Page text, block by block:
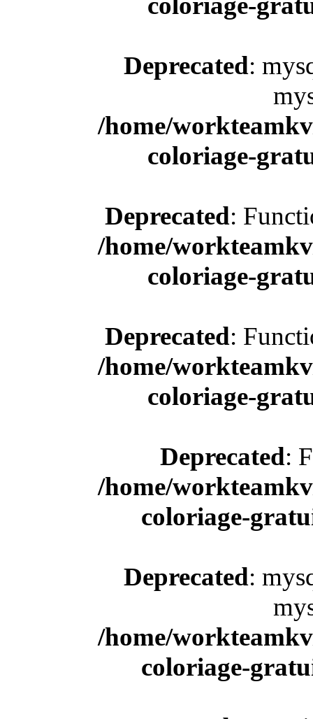
Deprecated:
/home/
coloriage-
Deprecated:
/home/
coloriage-
Deprecated:
/home/
coloriage-
Deprecated:
/home/
coloriage-
Deprecated:
/home/
coloriage-